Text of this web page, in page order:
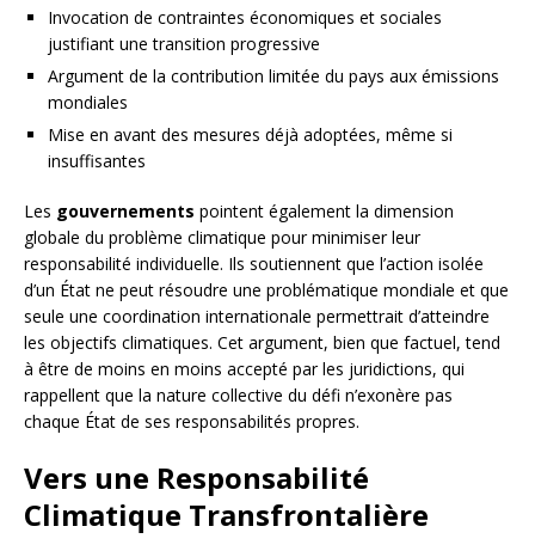
Invocation de contraintes économiques et sociales
justifiant une transition progressive
Argument de la contribution limitée du pays aux émissions
mondiales
Mise en avant des mesures déjà adoptées, même si
insuffisantes
Les gouvernements pointent également la dimension
globale du problème climatique pour minimiser leur
responsabilité individuelle. Ils soutiennent que l’action isolée
d’un État ne peut résoudre une problématique mondiale et que
seule une coordination internationale permettrait d’atteindre
les objectifs climatiques. Cet argument, bien que factuel, tend
à être de moins en moins accepté par les juridictions, qui
rappellent que la nature collective du défi n’exonère pas
chaque État de ses responsabilités propres.
Vers une Responsabilité
Climatique Transfrontalière